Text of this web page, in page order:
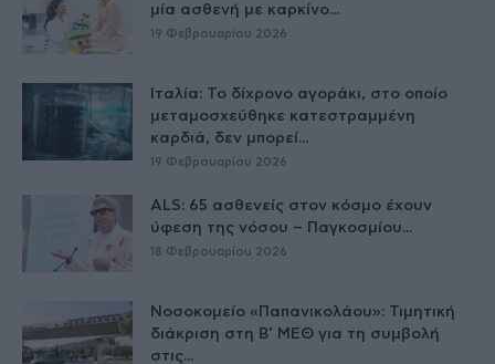
μία ασθενή με καρκίνο...
19 Φεβρουαρίου 2026
Ιταλία: Το δίχρονο αγοράκι, στο οποίο
μεταμοσχεύθηκε κατεστραμμένη
καρδιά, δεν μπορεί...
19 Φεβρουαρίου 2026
ALS: 65 ασθενείς στον κόσμο έχουν
ύφεση της νόσου – Παγκοσμίου...
18 Φεβρουαρίου 2026
Νοσοκομείο «Παπανικολάου»: Τιμητική
διάκριση στη Β’ ΜΕΘ για τη συμβολή
στις...